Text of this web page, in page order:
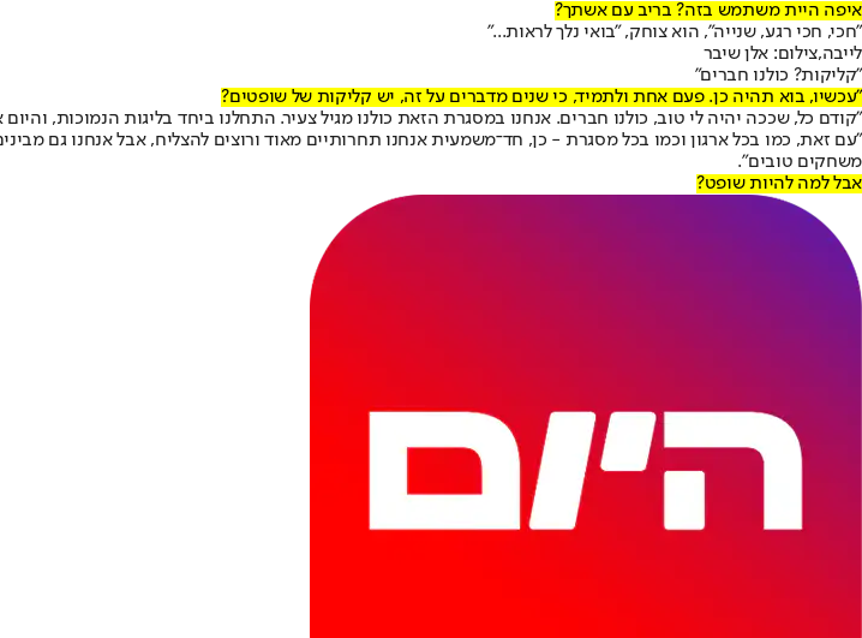
איפה היית משתמש בזה? בריב עם אשתך?
"חכי, חכי רגע, שנייה", הוא צוחק, "בואי נלך לראות..."
לייבה,צילום: אלן שיבר
"קליקות? כולנו חברים"
"עכשיו, בוא תהיה כן. פעם אחת ולתמיד, כי שנים מדברים על זה, יש קליקות של שופטים?
"קודם כל, שככה יהיה לי טוב, כולנו חברים. אנחנו במסגרת הזאת כולנו מגיל צעיר. התחלנו ביחד בליגות הנמוכות,
"עם זאת, כמו בכל ארגון וכמו בכל מסגרת - כן, חד־משמעית אנחנו תחרותיים מאוד ורוצים להצליח, אבל אנחנו גם
משחקים טובים".
אבל למה להיות שופט?